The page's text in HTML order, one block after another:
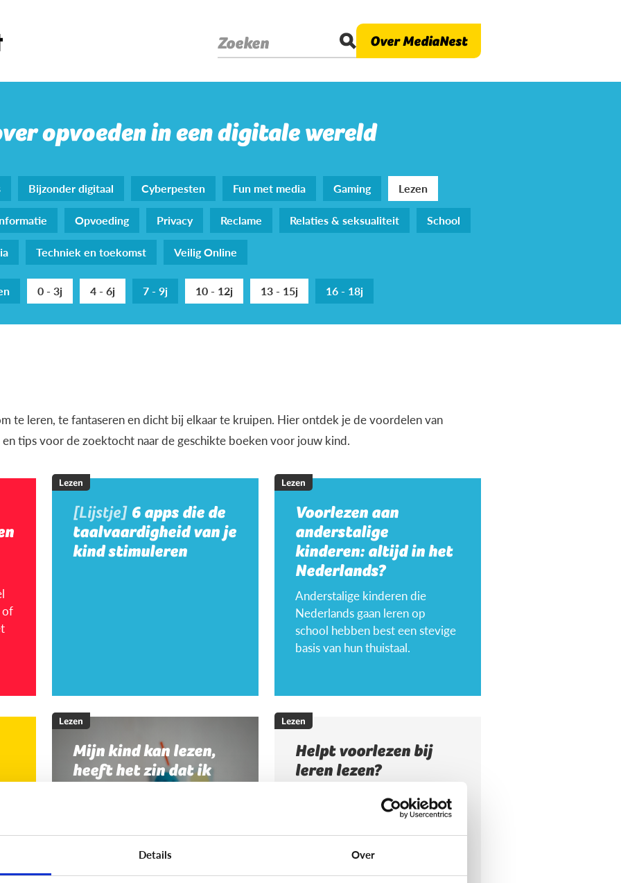
Details Over
Zoeken Over MediaNest
opvoeden in een digitale wereld
Bijzonder digitaal Cyberpesten Fun met media Gaming
Lezen
Opvoeding Privacy Reclame Relaties & seksualiteit
School
Techniek en toekomst Veilig Online
0 - 3j 4 - 6j 7 - 9j 10 - 12j 13 - 15j 16 - 18j
te leren, te fantaseren en dicht bij elkaar te kruipen. Hier ontdek je de voordelen van
tips voor de zoektocht naar de geschikte boeken voor jouw kind.
of
Lezen
[Lijstje] 6 apps die de
taalvaardigheid van je
kind stimuleren
Lezen
Voorlezen aan
anderstalige
kinderen: altijd in het
Nederlands?
Anderstalige kinderen die
Nederlands gaan leren op
school hebben best een stevige
basis van hun thuistaal.
Lezen
Mijn kind kan lezen,
heeft het zin dat ik
Lezen
Helpt voorlezen bij
leren lezen?
Voorlezen aan jonge kinderen
zorgt ervoor dat ze makkelijker
voor hen makkelijker?